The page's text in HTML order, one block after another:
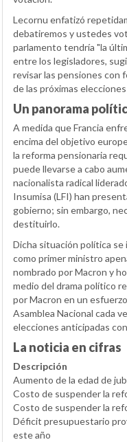
Lecornu enfatizó
debatiremos y ustedes
parlamento tendría "la
entre los legisladores,
revisar las pensiones con
de las próximas
Un panorama
A medida que Francia
encima del objetivo
la reforma pensionaria
puede llevarse a cabo
nacionalista radical
Insumisa (LFI) han
gobierno; sin embargo,
destituirlo.
Dicha situación política
como primer ministro
nombrado por Macron y
medio del drama político
por Macron en un
Asamblea Nacional cada
elecciones anticipadas
La noticia en cifras
Descripción
Aumento de la edad de
Costo de suspender la
Costo de suspender la
Déficit presupuestario
este año